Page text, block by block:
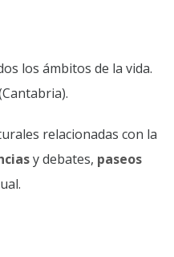
los ámbitos de la vida.
relacionadas con la
y debates, paseos